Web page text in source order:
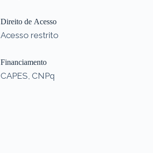
Direito de Acesso
Acesso restrito
Financiamento
CAPES, CNPq